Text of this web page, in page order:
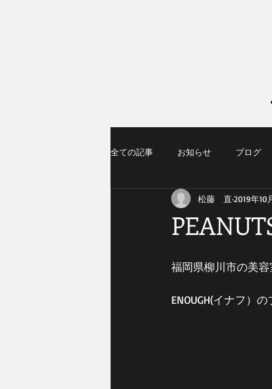
全ての記事 お知らせ ブログ
松藤 直 2019年10
福岡県柳川市の美容
ENOUGH(イナフ）